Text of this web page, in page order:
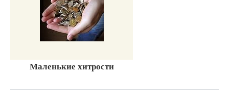
Маленькие хитрости